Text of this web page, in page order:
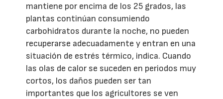
mantiene por encima de los 25 grados, las
plantas continúan consumiendo
carbohidratos durante la noche, no pueden
recuperarse adecuadamente y entran en una
situación de estrés térmico, indica. Cuando
las olas de calor se suceden en periodos muy
cortos, los daños pueden ser tan
importantes que los agricultores se ven